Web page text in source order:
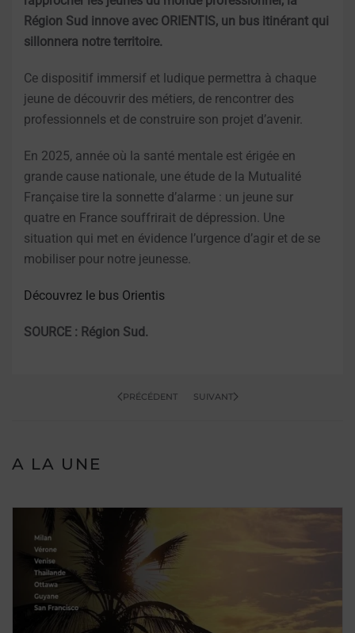
Région Sud innove avec ORIENTIS, un bus itinérant qui
sillonnera notre territoire.
Ce dispositif immersif et ludique permettra à chaque
jeune de découvrir des métiers, de rencontrer des
professionnels et de construire son projet d’avenir.
En 2025, année où la santé mentale est érigée en
grande cause nationale, une étude de la Mutualité
Française tire la sonnette d’alarme : un jeune sur
quatre en France souffrirait de dépression. Une
situation qui met en évidence l’urgence d’agir et de se
mobiliser pour notre jeunesse.
Découvrez le bus Orientis
SOURCE : Région Sud.
PRÉCÉDENT SUIVANT
A LA UNE